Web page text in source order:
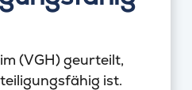
(VGH) geurteilt,
ist.